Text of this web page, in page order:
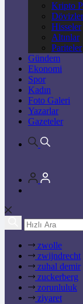
Kripto
Dövizler
Hisseler
Altınlar
Pariteler
Gündem
Ekonomi
Spor
Kadın
Foto Galeri
Yazarlar
Gazeteler
zwolle
zwijndrecht
zuhal demir
zuckerberg
zorunluluk
ziyaret